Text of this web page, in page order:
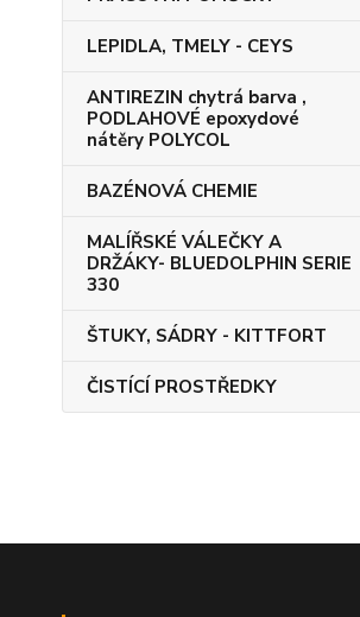
LEPIDLA, TMELY - CEYS
ANTIREZIN chytrá barva ,
PODLAHOVÉ epoxydové
nátěry POLYCOL
BAZÉNOVÁ CHEMIE
MALÍŘSKÉ VÁLEČKY A
DRŽÁKY- BLUEDOLPHIN SERIE
330
ŠTUKY, SÁDRY - KITTFORT
ČISTÍCÍ PROSTŘEDKY